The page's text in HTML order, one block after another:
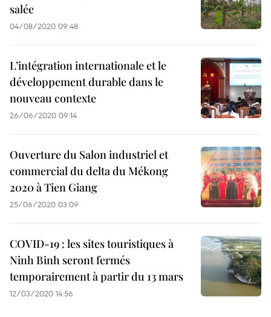
salée
04/08/2020 09:48
L’intégration internationale et le
développement durable dans le
nouveau contexte
26/06/2020 09:14
Ouverture du Salon industriel et
commercial du delta du Mékong
2020 à Tien Giang
25/06/2020 03:09
COVID-19 : les sites touristiques à
Ninh Binh seront fermés
temporairement à partir du 13 mars
12/03/2020 14:56